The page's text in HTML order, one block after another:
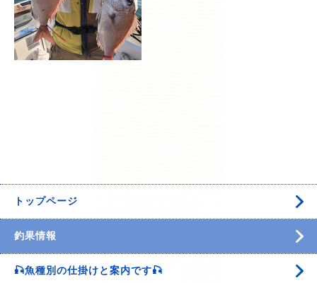
トップページ
釣果情報
🎣魚種別の仕掛けと案内です🎣